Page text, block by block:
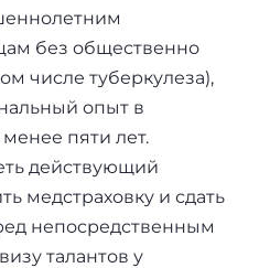
без общественно
числе туберкулеза),
опыт в
пяти лет.
действующий
медстраховку и сдать
непосредственным
талантов у